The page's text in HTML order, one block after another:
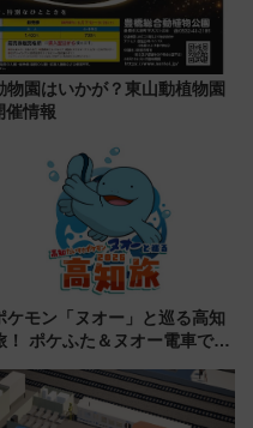
物園はいかが？東山動植物園
催情報
ケモン「ヌオー」と巡る高知
！ ポケふた＆ヌオー電車で楽
の絶景と絶品グルメを満喫！
（7月18日スタート）